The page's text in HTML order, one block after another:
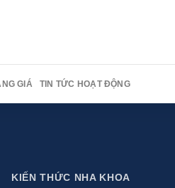
GIÁ TIN TỨC HOẠT ĐỘNG
KIẾN THỨC NHA KHOA